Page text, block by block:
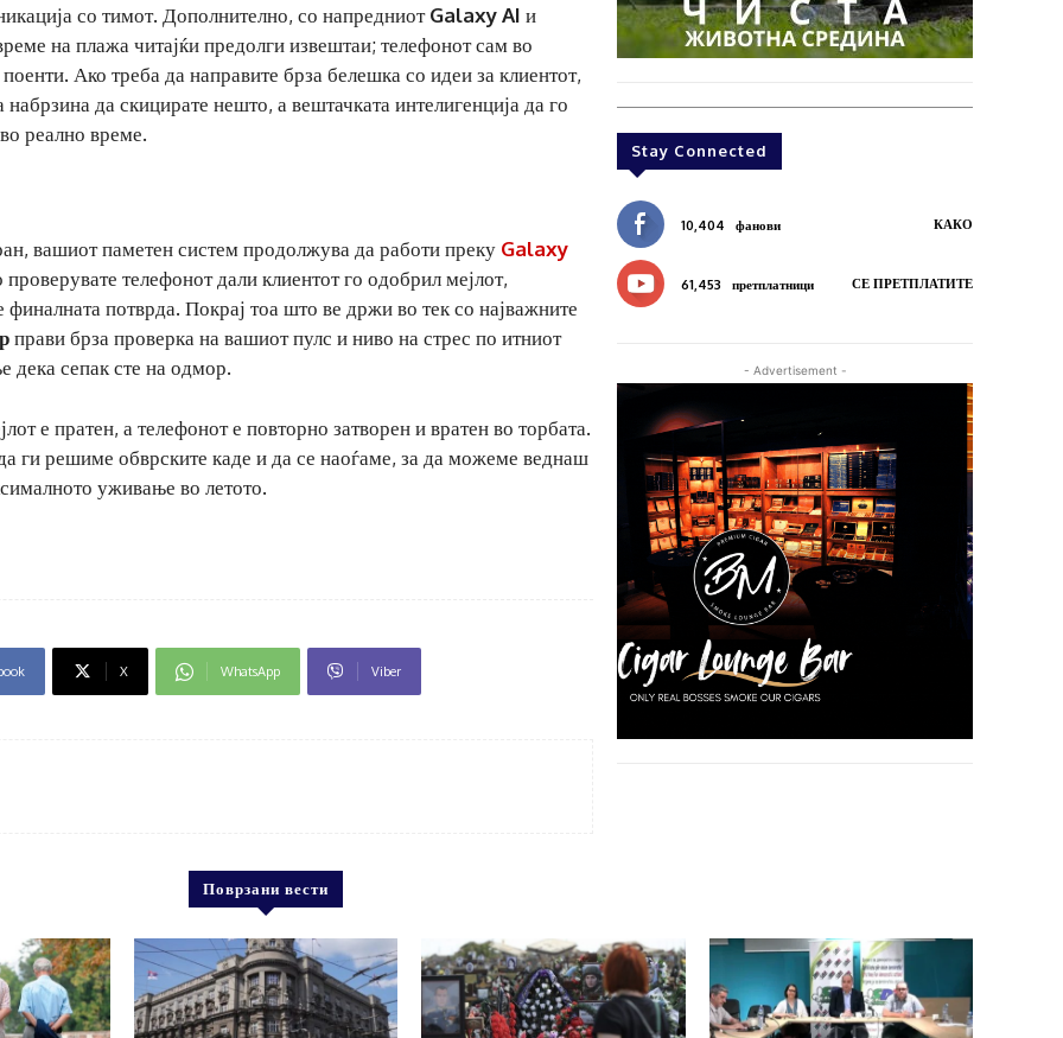
со тимот. Дополнително, со напредниотGalaxy AI и
на плажа читајќи предолги извештаи; телефонот сам во
Ако треба да направите брза белешка со идеи за клиентот,
да скицирате нешто, а вештачката интелигенција да го
реално време.
вашиот паметен систем продолжува да работи преку Galaxy
телефонот дали клиентот го одобрил мејлот,
финалната потврда. Покрај тоа што ве држи во тек со најважните
прави брза проверка на вашиот пулс и ниво на стрес по итниот
дека сепак сте на одмор.
е пратен, а телефонот е повторно затворен и вратен во торбата.
ги решиме обврските каде и да се наоѓаме, за да можеме веднаш
уживање во летото.
X WhatsApp Viber
Stay Connected
10,404 фанови КАКО
61,453 претплатници СЕ ПРЕТПЛАТИТЕ
- Advertisement -
Поврзани вести